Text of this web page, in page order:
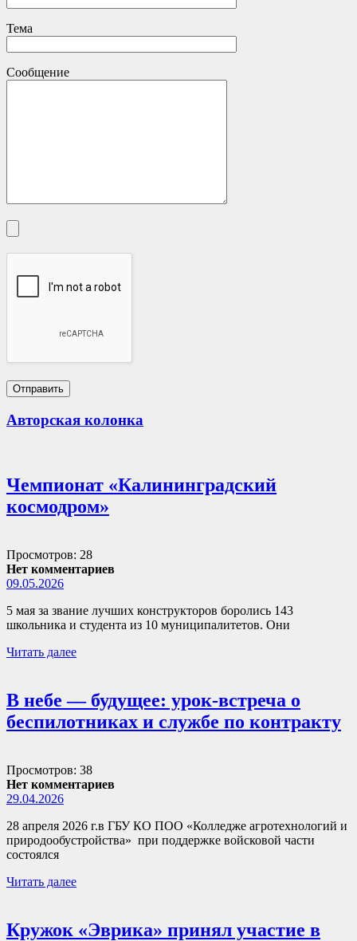
Тема
Сообщение
Авторская колонка
Чемпионат «Калининградский
космодром»
Просмотров: 28
Нет комментариев
09.05.2026
5 мая за звание лучших конструкторов боролись 143
школьника и студента из 10 муниципалитетов. Они
Читать далее
В небе — будущее: урок-встреча о
беспилотниках и службе по контракту
Просмотров: 38
Нет комментариев
29.04.2026
28 апреля 2026 г.в ГБУ КО ПОО «Колледже агротехнологий и
природообустройства» при поддержке войсковой части
состоялся
Читать далее
Кружок «Эврика» принял участие в